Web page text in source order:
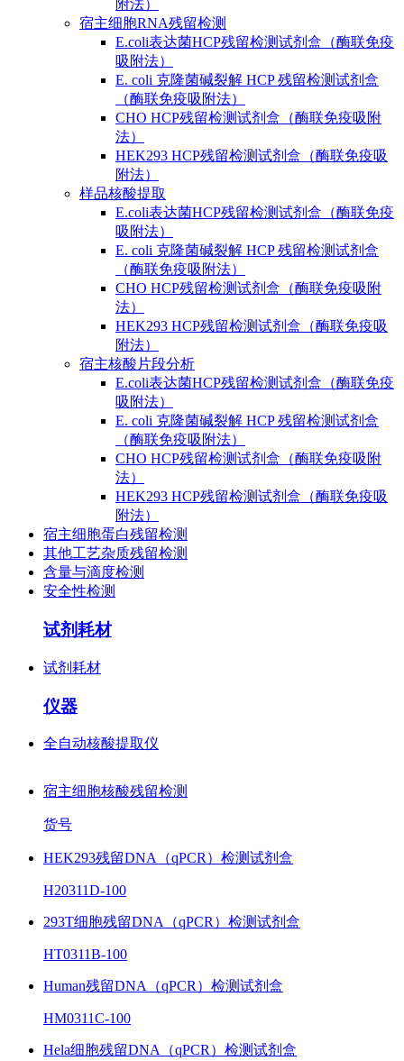
附法）
宿主细胞RNA残留检测
E.coli表达菌HCP残留检测试剂盒（酶联免疫
吸附法）
E. coli 克隆菌碱裂解 HCP 残留检测试剂盒
（酶联免疫吸附法）
CHO HCP残留检测试剂盒（酶联免疫吸附
法）
HEK293 HCP残留检测试剂盒（酶联免疫吸
附法）
样品核酸提取
E.coli表达菌HCP残留检测试剂盒（酶联免疫
吸附法）
E. coli 克隆菌碱裂解 HCP 残留检测试剂盒
（酶联免疫吸附法）
CHO HCP残留检测试剂盒（酶联免疫吸附
法）
HEK293 HCP残留检测试剂盒（酶联免疫吸
附法）
宿主核酸片段分析
E.coli表达菌HCP残留检测试剂盒（酶联免疫
吸附法）
E. coli 克隆菌碱裂解 HCP 残留检测试剂盒
（酶联免疫吸附法）
CHO HCP残留检测试剂盒（酶联免疫吸附
法）
HEK293 HCP残留检测试剂盒（酶联免疫吸
附法）
宿主细胞蛋白残留检测
其他工艺杂质残留检测
含量与滴度检测
安全性检测
试剂耗材
试剂耗材
仪器
全自动核酸提取仪
宿主细胞核酸残留检测
货号
HEK293残留DNA（qPCR）检测试剂盒
H20311D-100
293T细胞残留DNA（qPCR）检测试剂盒
HT0311B-100
Human残留DNA（qPCR）检测试剂盒
HM0311C-100
Hela细胞残留DNA（qPCR）检测试剂盒